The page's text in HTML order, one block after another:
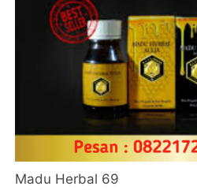
Madu Herbal 69